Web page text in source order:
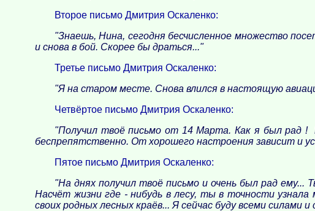
Второе письмо Дмитрия Оскаленко:
"Знаешь, Нина, сегодня бесчисленное множество
и снова в бой. Скорее бы драться..."
Третье письмо Дмитрия Оскаленко:
"Я на старом месте. Снова влился в настоящую
Четвёртое письмо Дмитрия Оскаленко:
"Получил твоё письмо от 14 Марта. Как я был рад !
беспрепятственно. От хорошего настроения зависит и
Пятое письмо Дмитрия Оскаленко:
"На днях получил твоё письмо и очень был рад ему...
Насчёт жизни где - нибудь в лесу, ты в точности
своих родных лесных краёв... Я сейчас буду всеми